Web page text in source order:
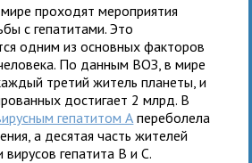
проходят мероприятия
с гепатитами. Это
одним из основных факторов
По данным ВОЗ, в мире
третий житель планеты, и
достигает 2 млрд. В
гепатитом А переболела
а десятая часть жителей
вирусов гепатита В и С.